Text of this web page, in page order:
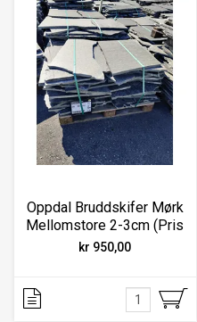
Oppdal Bruddskifer Mørk
Mellomstore 2-3cm (Pris
pr kvm)
kr 950,00